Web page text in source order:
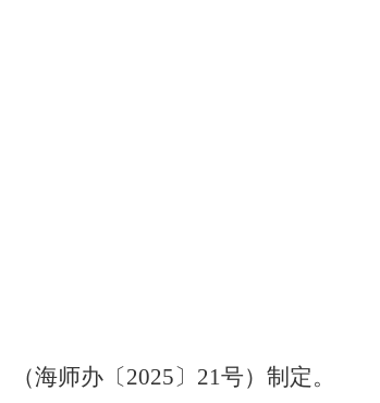
（海师办〔2025〕21号） 制定。